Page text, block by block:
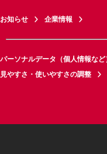
お知らせ 企業情報
パーソナルデータ（個人情報など
見やすさ・使いやすさの調整